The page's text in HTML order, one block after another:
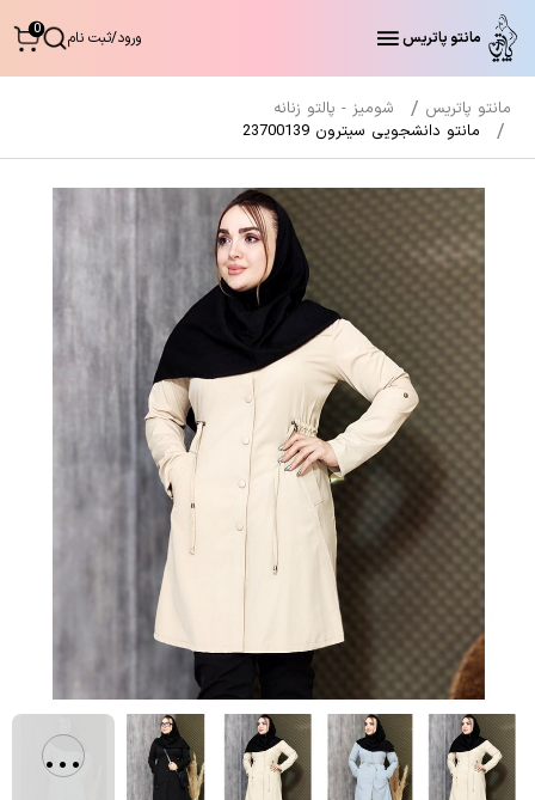
مانتو پاتریس ورود/ثبت نام 0
مانتو پاتریس
شومیز - پالتو زنانه
مانتو دانشجویی سیترون 23700139
...